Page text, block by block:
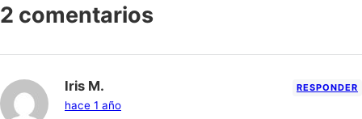
2 comentarios
Iris M.
hace 1 año
RESPONDER